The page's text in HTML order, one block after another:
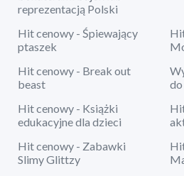
reprezentacją Polski
Hit cenowy - Śpiewający
ptaszek
Hit cenowy - Break out
beast
Hit cenowy - Książki
edukacyjne dla dzieci
Hit cenowy - Zabawki
Slimy Glittzy